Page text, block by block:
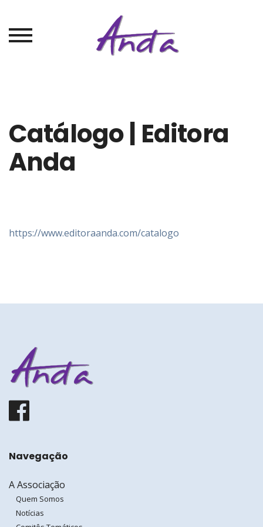
Catálogo | Editora
Anda
https://www.editoraanda.com/catalogo
Facebook
Navegação
A Associação
Quem Somos
Notícias